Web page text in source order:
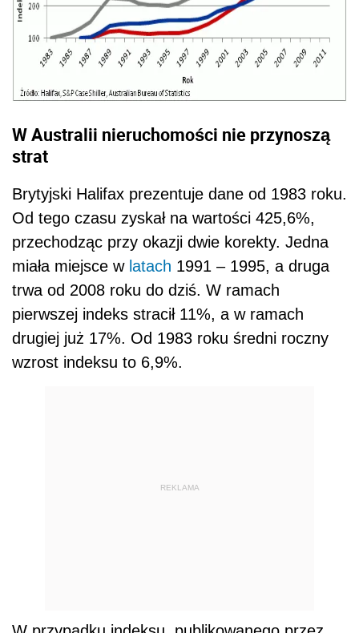
W Australii nieruchomości nie przynoszą
strat
Brytyjski Halifax prezentuje dane od 1983 roku.
Od tego czasu zyskał na wartości 425,6%,
przechodząc przy okazji dwie korekty. Jedna
miała miejsce w latach 1991 – 1995, a druga
trwa od 2008 roku do dziś. W ramach
pierwszej indeks stracił 11%, a w ramach
drugiej już 17%. Od 1983 roku średni roczny
wzrost indeksu to 6,9%.
REKLAMA